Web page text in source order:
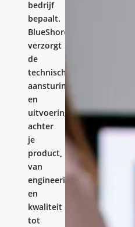
bedrijf
bepaalt.
BlueShores
verzorgt
de
technische
aansturing
en
uitvoering
achter
je
product,
van
engineering
en
kwaliteit
tot